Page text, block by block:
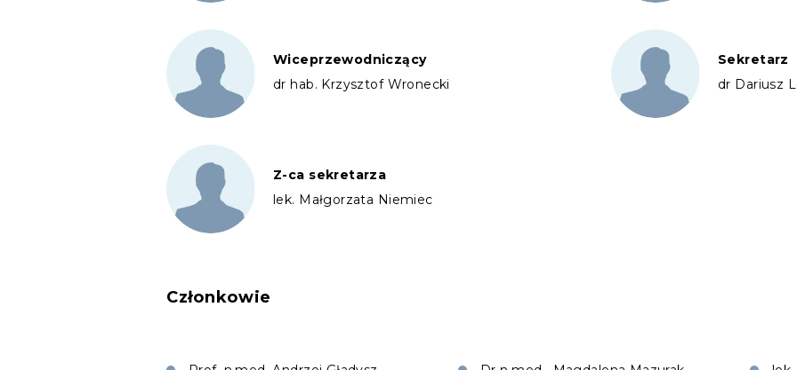
Wiceprzewodniczący
dr hab. Krzysztof Wronecki
Sekretarz
dr Dariusz
Z-ca sekretarza
lek. Małgorzata Niemiec
Członkowie